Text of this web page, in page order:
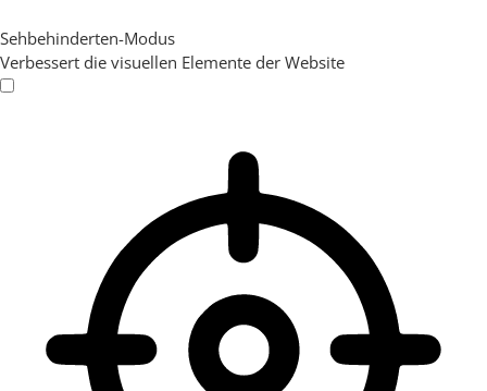
Sehbehinderten-Modus
Verbessert die visuellen Elemente der Website